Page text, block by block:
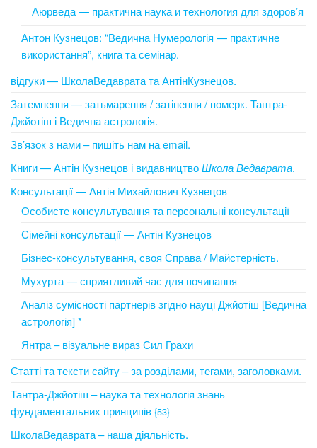
Аюрведа — практична наука и технология для здоров’я
Антон Кузнецов: “Ведична Нумерологія — практичне
використання”, книга та семінар.
відгуки — ШколаВедаврата та АнтінКузнецов.
Затемнення — затьмарення / затінення / померк. Тантра-
Джйотіш і Ведична астрологія.
Зв’язок з нами – пишіть нам на email.
Книги — Антін Кузнецов і видавництвоШкола Ведаврата.
Консультації — Антін Михайлович Кузнецов
Особисте консультування та персональні консультації
Сімейні консультації — Антін Кузнецов
Бізнес-консультування, своя Справа / Майстерність.
Мухурта — сприятливий час для починання
Аналіз сумісності партнерів згідно науці Джйотіш [Ведична
астрологія] *
Янтра – візуальне вираз Сил Грахи
Статті та тексти сайту – за розділами, тегами, заголовками.
Тантра-Джйотіш – наука та технологія знань
фундаментальних принципів {53}
ШколаВедаврата – наша діяльність.